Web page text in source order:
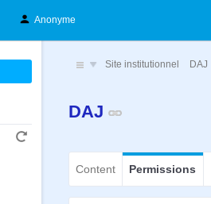
Anonyme
Site institutionnel DAJ
DAJ
Content Permissions